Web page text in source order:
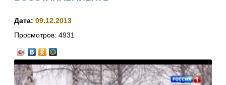
Дата: 09.12.2013
Просмотров: 4931